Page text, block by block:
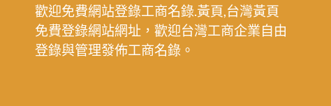
歡迎免費網站登錄工商名錄.黃頁,台灣黃頁
免費登錄網站網址，歡迎台灣工商企業自由
登錄與管理發佈工商名錄。